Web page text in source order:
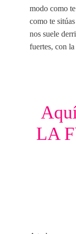
modo como
como te
nos suele
fuertes, con
LA